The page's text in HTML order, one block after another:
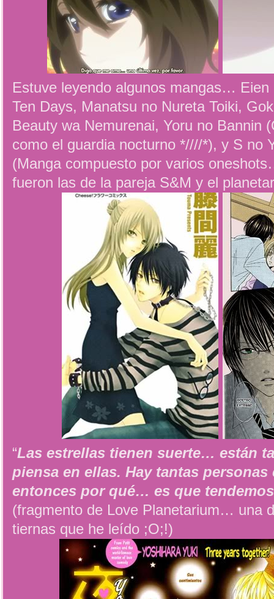
Estuve leyendo algunos mangas… Eien
Ten Days, Manatsu no Nureta Toiki,
Beauty wa Nemurenai, Yoru no Bannin
como el guardia nocturno *////*), y S no
(Manga compuesto por varios
fueron las de la pareja S&M y el
“Las estrellas tienen suerte… están
piensa en ellas. Hay tantas
entonces por qué… es que
(fragmento de Love Planetarium… una
tiernas que he leído ;O;!)